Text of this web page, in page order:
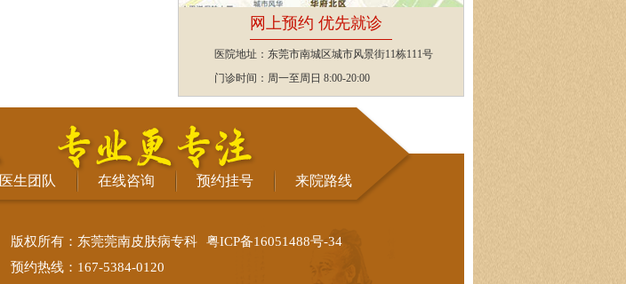
网上预约 优先就诊
医院地址：东莞市南城区城市风景街11栋111号
门诊时间：周一至周日 8:00-20:00
医生团队 在线咨询 预约挂号 来院路线
版权所有：东莞莞南皮肤病专科
粤ICP备16051488号-34
预约热线：167-5384-0120